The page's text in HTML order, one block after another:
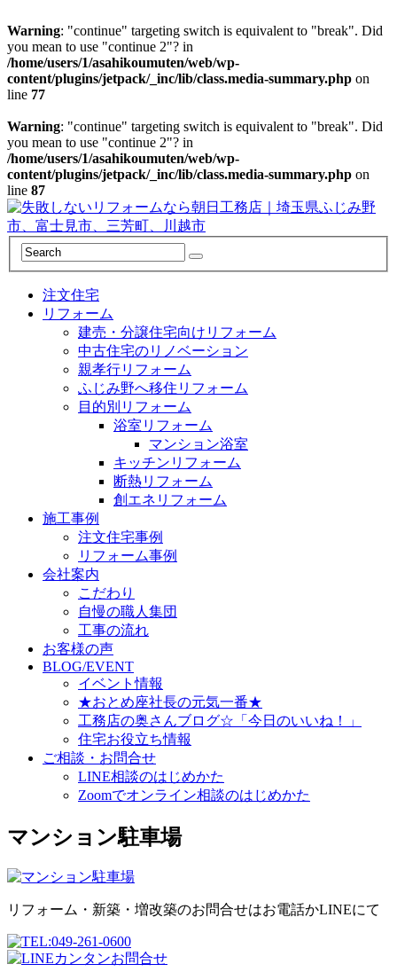
Warning: "continue" targeting switch is equivalent to "break". Did
you mean to use "continue 2"? in
/home/users/1/asahikoumuten/web/wp-
content/plugins/jetpack/_inc/lib/class.media-summary.php on
line 77
Warning: "continue" targeting switch is equivalent to "break". Did
you mean to use "continue 2"? in
/home/users/1/asahikoumuten/web/wp-
content/plugins/jetpack/_inc/lib/class.media-summary.php on
line 87
注文住宅
リフォーム
建売・分譲住宅向けリフォーム
中古住宅のリノベーション
親孝行リフォーム
ふじみ野へ移住リフォーム
目的別リフォーム
浴室リフォーム
マンション浴室
キッチンリフォーム
断熱リフォーム
創エネリフォーム
施工事例
注文住宅事例
リフォーム事例
会社案内
こだわり
自慢の職人集団
工事の流れ
お客様の声
BLOG/EVENT
イベント情報
★おとめ座社長の元気一番★
工務店の奥さんブログ☆「今日のいいね！」
住宅お役立ち情報
ご相談・お問合せ
LINE相談のはじめかた
Zoomでオンライン相談のはじめかた
マンション駐車場
リフォーム・新築・増改築のお問合せはお電話かLINEにて